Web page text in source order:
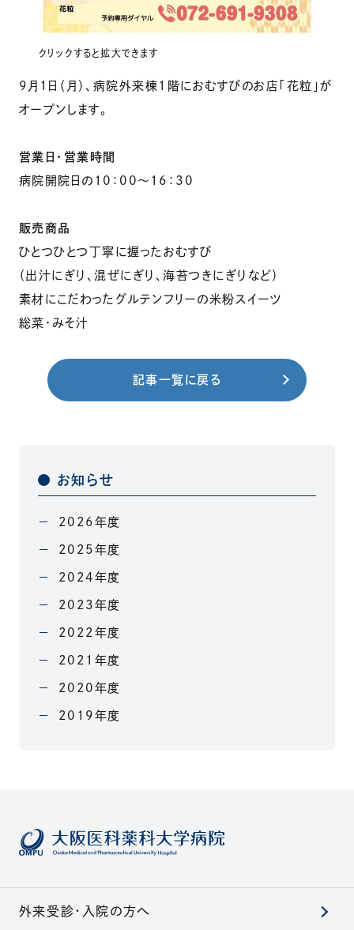
クリックすると拡大できます
9月1日（月）、病院外来棟1階におむすびのお店「花粒」が
オープンします。
営業日・営業時間
病院開院日の10：00～16：30
販売商品
ひとつひとつ丁寧に握ったおむすび
（出汁にぎり、混ぜにぎり、海苔つきにぎりなど）
素材にこだわったグルテンフリーの米粉スイーツ
総菜・みそ汁
記事一覧に戻る
お知らせ
2026年度
2025年度
2024年度
2023年度
2022年度
2021年度
2020年度
2019年度
外来受診・入院の方へ